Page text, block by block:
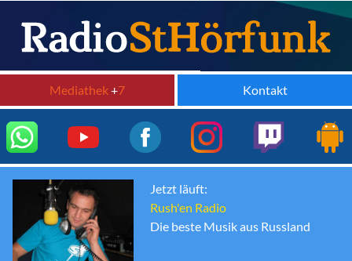
Mediathek+7 Kontakt
Jetzt läuft:
Rush'en Radio
Die beste Musik aus Russland